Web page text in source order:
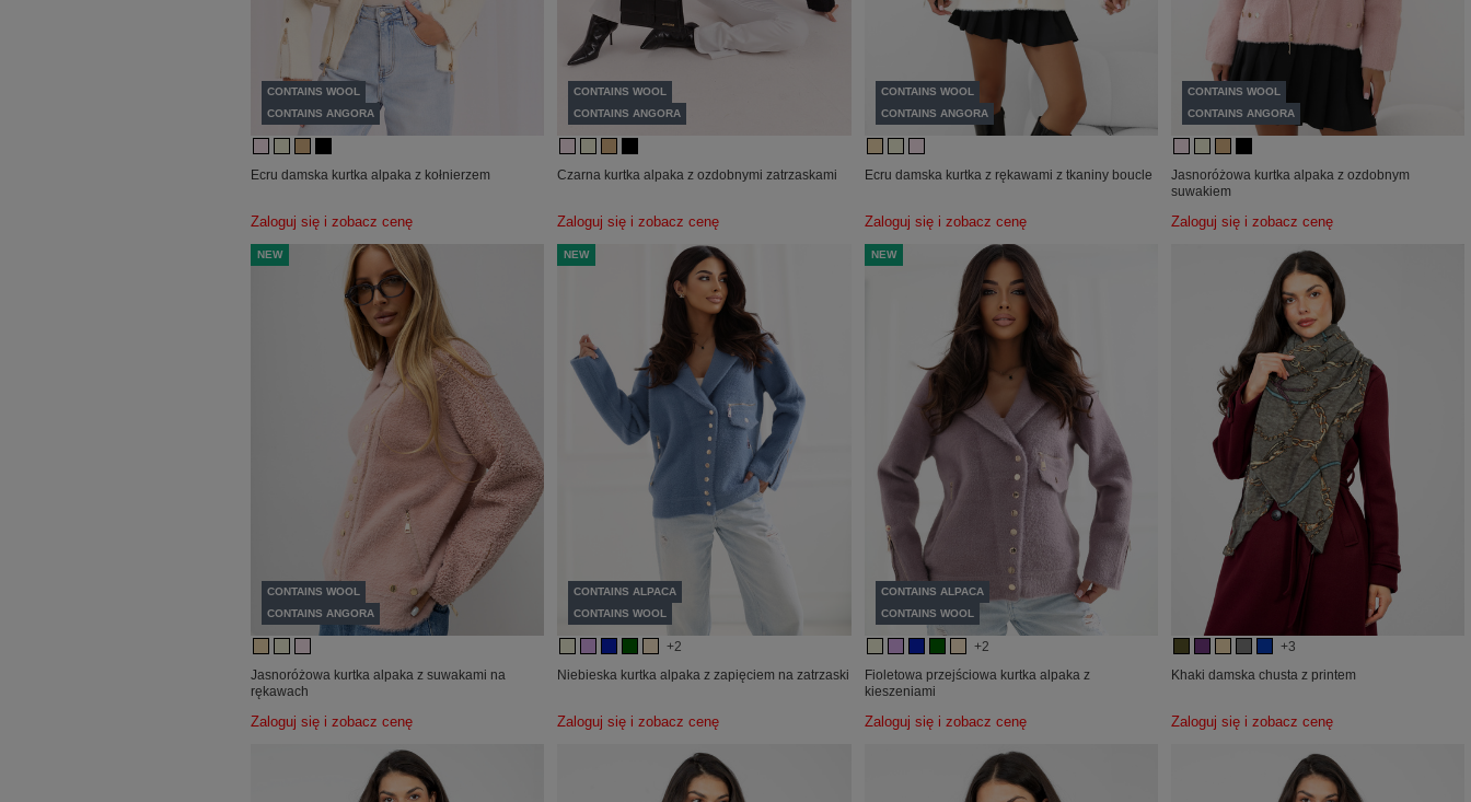
CONTAINS WOOL
CONTAINS ANGORA
Ecru damska kurtka alpaka z kołnierzem
Zaloguj się i zobacz cenę
CONTAINS WOOL
CONTAINS ANGORA
Czarna kurtka alpaka z ozdobnymi zatrzaskami
Zaloguj się i zobacz cenę
CONTAINS WOOL
CONTAINS ANGORA
Ecru damska kurtka z rękawami z tkaniny boucle
Zaloguj się i zobacz cenę
CONTAINS WOOL
CONTAINS ANGORA
Jasnoróżowa kurtka alpaka z ozdobnym
suwakiem
Zaloguj się i zobacz cenę
NEW
CONTAINS WOOL
CONTAINS ANGORA
Jasnoróżowa kurtka alpaka z suwakami na
rękawach
Zaloguj się i zobacz cenę
NEW
CONTAINS ALPACA
CONTAINS WOOL
+2
Niebieska kurtka alpaka z zapięciem na zatrzaski
Zaloguj się i zobacz cenę
NEW
CONTAINS ALPACA
CONTAINS WOOL
+2
Fioletowa przejściowa kurtka alpaka z
kieszeniami
Zaloguj się i zobacz cenę
+3
Khaki damska chusta z printem
Zaloguj się i zobacz cenę